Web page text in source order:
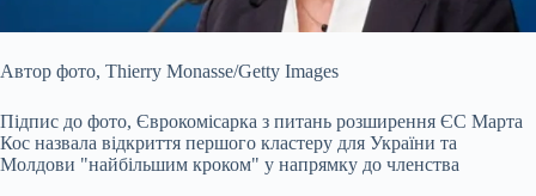
Автор фото, Thierry Monasse/Getty Images
Підпис до фото, Єврокомісарка з питань розширення ЄС Марта
Кос назвала відкриття першого кластеру для України та
Молдови "найбільшим кроком" у напрямку до членства